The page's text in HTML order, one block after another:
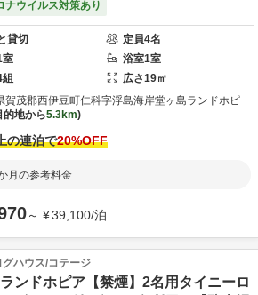
ナウイルス対策あり
貸切 定員4名
室 浴室1室
組 広さ19㎡
賀茂郡西伊豆町仁科字浮島海岸堂ヶ島ランドホピ
的地から5.3km
の連泊で20%OFF
月の参考料金
～ ¥39,100/泊
グハウス/コテージ
ンドホピア【禁煙】2名用タイニーロ